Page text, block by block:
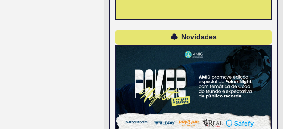
Novidades